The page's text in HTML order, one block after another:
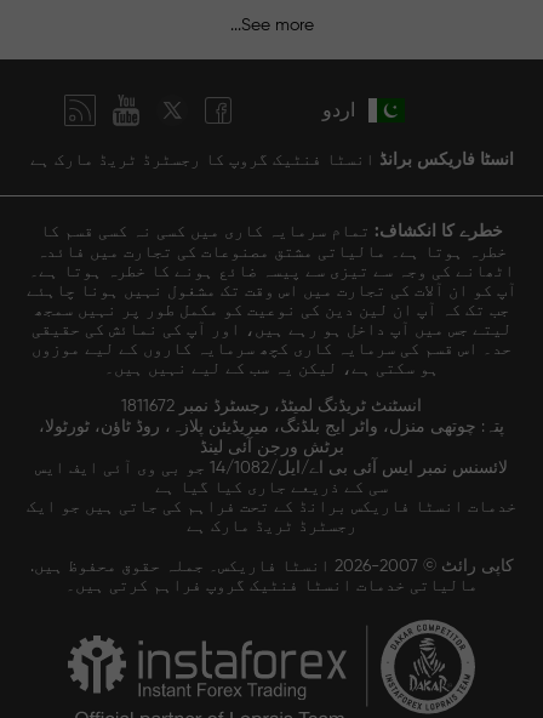
See more...
اردو
انسٹا فاریکس برانڈ انسٹا فنٹیک گروپ کا رجسٹرڈ ٹریڈ مارک ہے
خطرے کا انکشاف: تمام سرمایہ کاری میں کسی نہ کسی قسم کا
خطرہ ہوتا ہے۔ مالیاتی مشتق مصنوعات کی تجارت میں فائدہ
اٹھانے کی وجہ سے تیزی سے پیسہ ضائع ہونے کا خطرہ ہوتا ہے۔
آپ کو ان آلات کی تجارت میں اس وقت تک مشغول نہیں ہونا چاہئے
جب تک کہ آپ ان لین دین کی نوعیت کو مکمل طور پر نہیں سمجھ
لیتے جس میں آپ داخل ہو رہے ہیں، اور آپ کی نمائش کی حقیقی
حد۔ اس قسم کی سرمایہ کاری کچھ سرمایہ کاروں کے لیے موزوں
ہو سکتی ہے، لیکن یہ سب کے لیے نہیں ہیں۔
انسٹنٹ ٹریڈنگ لمیٹڈ، رجسٹرڈ نمبر 1811672
پتہ: چوتھی منزل، واٹر ایج بلڈنگ، میریڈیئن پلازہ، روڈ ٹاؤن، ٹورٹولا،
برٹش ورجن آئی لینڈ
لائسنس نمبر ایس آئی بی اے/ایل/14/1082 جو بی وی آئی ایف ایس
سی کے ذریعے جاری کیا گیا ہے
خدمات انسٹا فاریکس برانڈ کے تحت فراہم کی جاتی ہیں جو ایک
رجسٹرڈ ٹریڈ مارک ہے
کاپی رائٹ © 2007-2026 انسٹا فاریکس۔ جملہ حقوق محفوظ ہیں.
مالیاتی خدمات انسٹا فنٹیک گروپ فراہم کرتی ہیں۔